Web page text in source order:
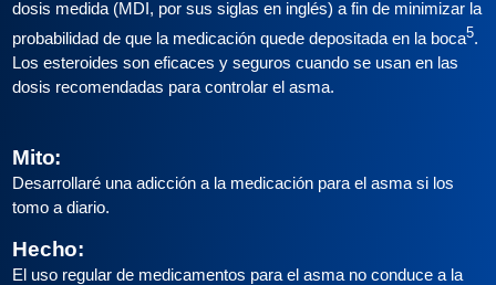
dosis medida (MDI, por sus siglas en inglés) a fin de minimizar la
probabilidad de que la medicación quede depositada en la boca5.
Los esteroides son eficaces y seguros cuando se usan en las
dosis recomendadas para controlar el asma.
Mito:
Desarrollaré una adicción a la medicación para el asma si los
tomo a diario.
Hecho:
El uso regular de medicamentos para el asma no conduce a la